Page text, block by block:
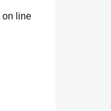
on line